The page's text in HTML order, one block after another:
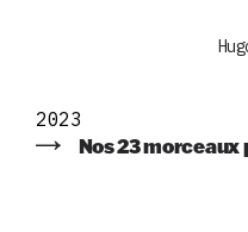
2023
Nos 23